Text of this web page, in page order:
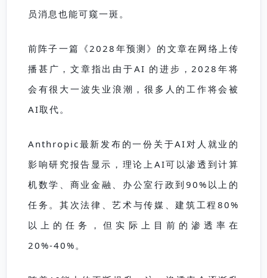
员消息也能可窥一斑。
前阵子一篇《2028年预测》的文章在网络上传
播甚广，文章指出由于AI 的进步，2028年将
会有很大一波失业浪潮，很多人的工作将会被
AI取代。
Anthropic最新发布的一份关于AI对人就业的
影响研究报告显示，理论上AI可以渗透到计算
机数学、商业金融、办公室行政到90%以上的
任务。其次法律、艺术与传媒、建筑工程80%
以上的任务，但实际上目前的渗透率在
20%-40%。